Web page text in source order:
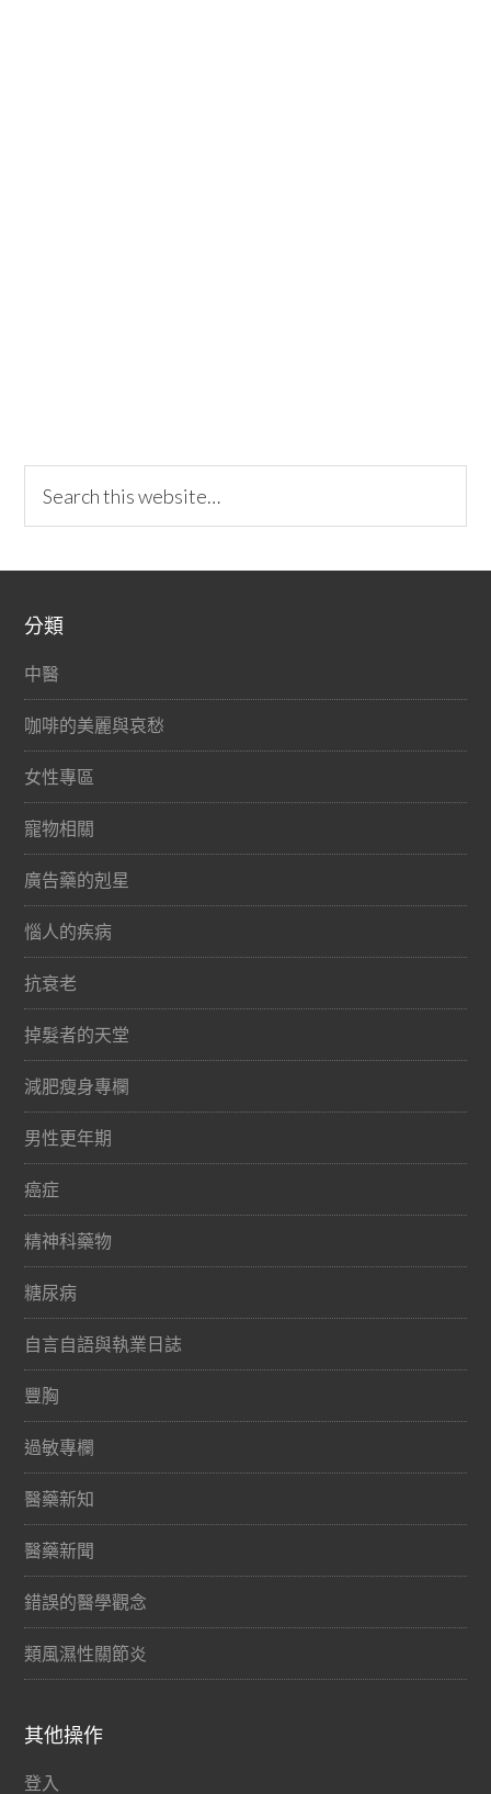
分類
中醫
咖啡的美麗與哀愁
女性專區
寵物相關
廣告藥的剋星
惱人的疾病
抗衰老
掉髮者的天堂
減肥瘦身專欄
男性更年期
癌症
精神科藥物
糖尿病
自言自語與執業日誌
豐胸
過敏專欄
醫藥新知
醫藥新聞
錯誤的醫學觀念
類風濕性關節炎
其他操作
登入